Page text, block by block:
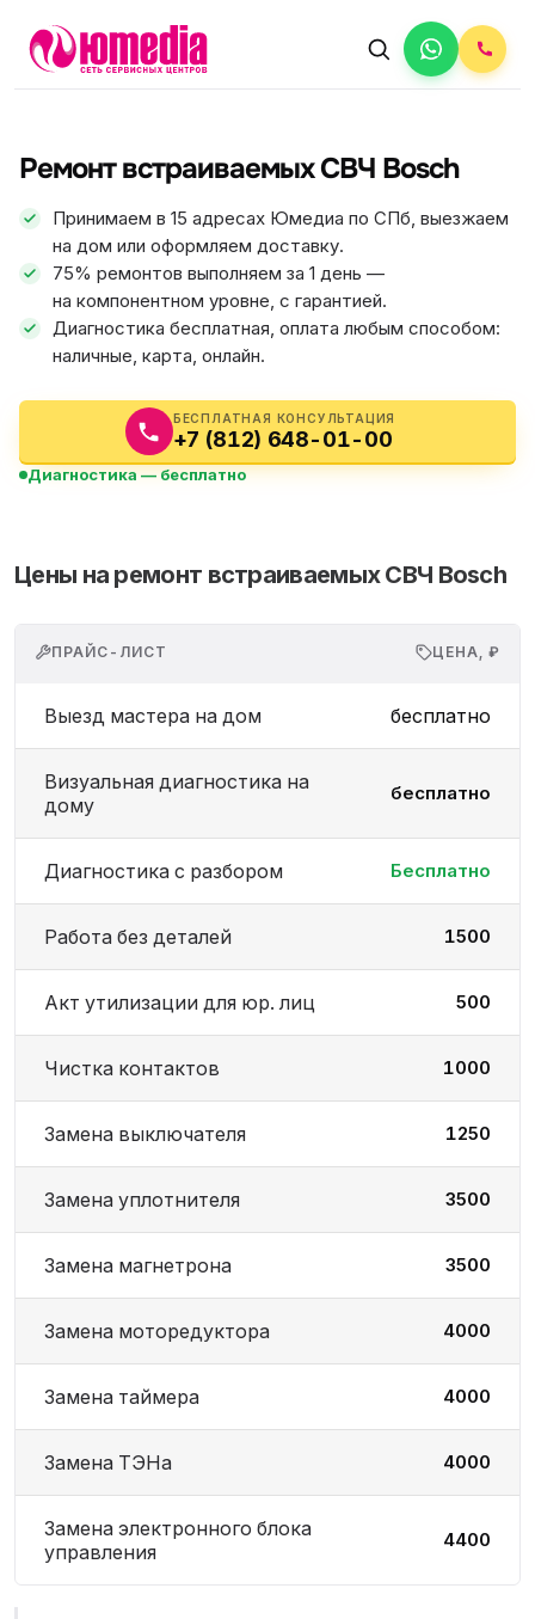
Ремонт встраиваемых СВЧ Bosch
Принимаем в 15 адресах Юмедиа по СПб, выезжаем
на дом или оформляем доставку.
75% ремонтов выполняем за 1 день —
на компонентном уровне, с гарантией.
Диагностика бесплатная, оплата любым способом:
наличные, карта, онлайн.
БЕСПЛАТНАЯ КОНСУЛЬТАЦИЯ
+7 (812) 648-01-00
Диагностика — бесплатно
ФИКС ЦЕНА
АВТОРИЗОВАННЫЙ СЕРВИС
Цены на ремонт встраиваемых СВЧ Bosch
ПРАЙС-ЛИСТ ЦЕНА, ₽
Выезд мастера на дом бесплатно
Визуальная диагностика на
дому
бесплатно
Диагностика с разбором Бесплатно
Работа без деталей 1500
Акт утилизации для юр. лиц 500
Чистка контактов 1000
Замена выключателя 1250
Замена уплотнителя 3500
Замена магнетрона 3500
Замена моторедуктора 4000
Замена таймера 4000
Замена ТЭНа 4000
Замена электронного блока
управления
4400